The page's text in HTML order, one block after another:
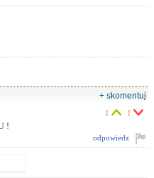
+ skomentuj
!
1 1
odpowiedz